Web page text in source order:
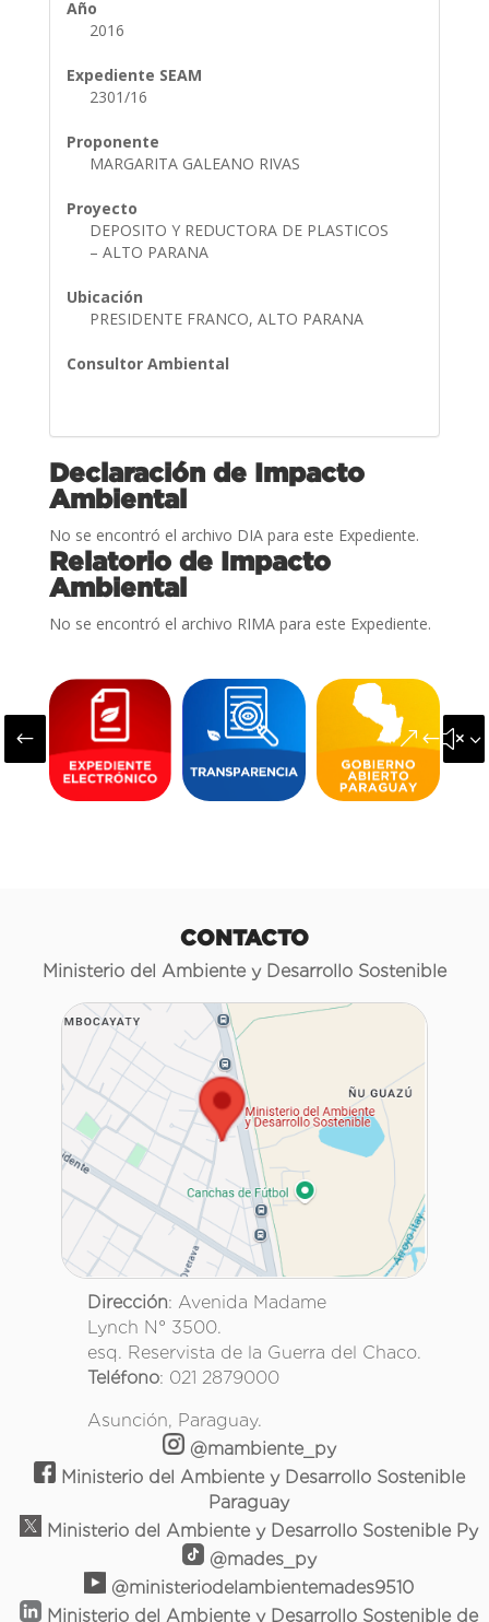
Año
2016
Expediente SEAM
2301/16
Proponente
MARGARITA GALEANO RIVAS
Proyecto
DEPOSITO Y REDUCTORA DE PLASTICOS
– ALTO PARANA
Ubicación
PRESIDENTE FRANCO, ALTO PARANA
Consultor Ambiental
Declaración de Impacto
Ambiental
No se encontró el archivo DIA para este Expediente.
Relatorio de Impacto
Ambiental
No se encontró el archivo RIMA para este Expediente.
#
CONTACTO
Ministerio del Ambiente y Desarrollo Sostenible
Dirección: Avenida Madame
Lynch N° 3500.
esq. Reservista de la Guerra del Chaco.
Teléfono: 021 2879000
Asunción, Paraguay.
@mambiente_py
Ministerio del Ambiente y Desarrollo Sostenible
Paraguay
Ministerio del Ambiente y Desarrollo Sostenible Py
@mades_py
@ministeriodelambientemades9510
Ministerio del Ambiente y Desarrollo Sostenible de